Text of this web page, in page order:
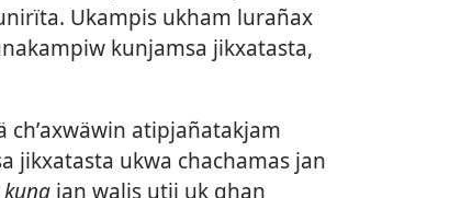
Ukampis ukham lurañax
kunjamsa jikxatasta,
atipjañatakjam
jikxatasta ukwa chachamas jan
kuna jan walis utji uk qhan